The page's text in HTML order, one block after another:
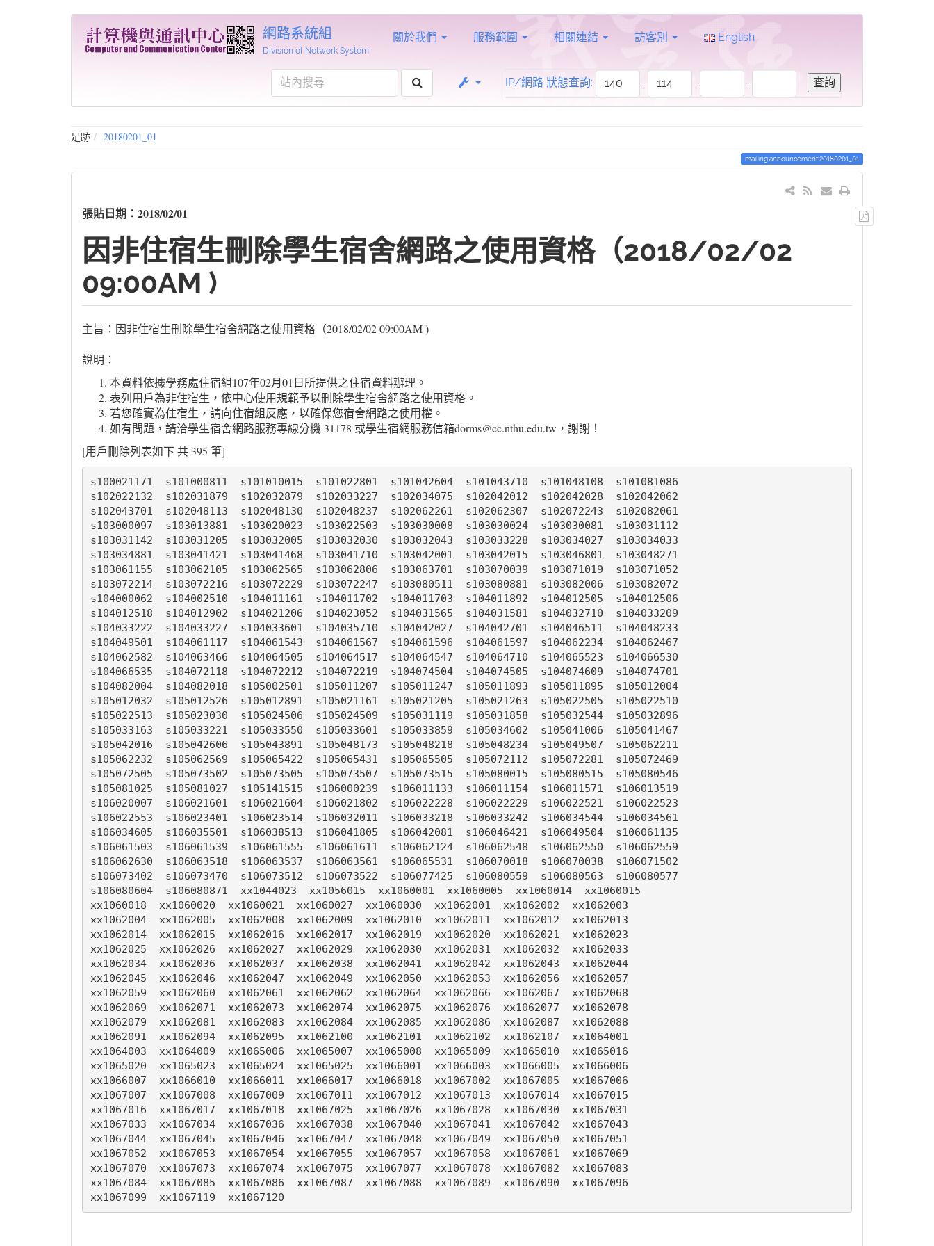
網路系統組
Division of Network System
關於我們 服務範圍 相關連結 訪客別 English
IP/網路 狀態查詢: . . .
足跡 20180201_01
mailing:announcement:20180201_01
出
張貼日期：2018/02/01
因非住宿生刪除學生宿舍網路之使用資格（2018/02/02
09:00AM )
主旨：因非住宿生刪除學生宿舍網路之使用資格（2018/02/02 09:00AM )
說明：
本資料依據學務處住宿組107年02月01日所提供之住宿資料辦理。
表列用戶為非住宿生，依中心使用規範予以刪除學生宿舍網路之使用資格。
若您確實為住宿生，請向住宿組反應，以確保您宿舍網路之使用權。
如有問題，請洽學生宿舍網路服務專線分機 31178 或學生宿網服務信箱dorms@cc.nthu.edu.tw，謝謝！
[用戶刪除列表如下 共 395 筆]
s100021171  s101000811  s101010015  s101022801  s101042604  s101043710  s101048108  s101081086
s102022132  s102031879  s102032879  s102033227  s102034075  s102042012  s102042028  s102042062
s102043701  s102048113  s102048130  s102048237  s102062261  s102062307  s102072243  s102082061
s103000097  s103013881  s103020023  s103022503  s103030008  s103030024  s103030081  s103031112
s103031142  s103031205  s103032005  s103032030  s103032043  s103033228  s103034027  s103034033
s103034881  s103041421  s103041468  s103041710  s103042001  s103042015  s103046801  s103048271
s103061155  s103062105  s103062565  s103062806  s103063701  s103070039  s103071019  s103071052
s103072214  s103072216  s103072229  s103072247  s103080511  s103080881  s103082006  s103082072
s104000062  s104002510  s104011161  s104011702  s104011703  s104011892  s104012505  s104012506
s104012518  s104012902  s104021206  s104023052  s104031565  s104031581  s104032710  s104033209
s104033222  s104033227  s104033601  s104035710  s104042027  s104042701  s104046511  s104048233
s104049501  s104061117  s104061543  s104061567  s104061596  s104061597  s104062234  s104062467
s104062582  s104063466  s104064505  s104064517  s104064547  s104064710  s104065523  s104066530
s104066535  s104072118  s104072212  s104072219  s104074504  s104074505  s104074609  s104074701
s104082004  s104082018  s105002501  s105011207  s105011247  s105011893  s105011895  s105012004
s105012032  s105012526  s105012891  s105021161  s105021205  s105021263  s105022505  s105022510
s105022513  s105023030  s105024506  s105024509  s105031119  s105031858  s105032544  s105032896
s105033163  s105033221  s105033550  s105033601  s105033859  s105034602  s105041006  s105041467
s105042016  s105042606  s105043891  s105048173  s105048218  s105048234  s105049507  s105062211
s105062232  s105062569  s105065422  s105065431  s105065505  s105072112  s105072281  s105072469
s105072505  s105073502  s105073505  s105073507  s105073515  s105080015  s105080515  s105080546
s105081025  s105081027  s105141515  s106000239  s106011133  s106011154  s106011571  s106013519
s106020007  s106021601  s106021604  s106021802  s106022228  s106022229  s106022521  s106022523
s106022553  s106023401  s106023514  s106032011  s106033218  s106033242  s106034544  s106034561
s106034605  s106035501  s106038513  s106041805  s106042081  s106046421  s106049504  s106061135
s106061503  s106061539  s106061555  s106061611  s106062124  s106062548  s106062550  s106062559
s106062630  s106063518  s106063537  s106063561  s106065531  s106070018  s106070038  s106071502
s106073402  s106073470  s106073512  s106073522  s106077425  s106080559  s106080563  s106080577
s106080604  s106080871  xx1044023  xx1056015  xx1060001  xx1060005  xx1060014  xx1060015
xx1060018  xx1060020  xx1060021  xx1060027  xx1060030  xx1062001  xx1062002  xx1062003
xx1062004  xx1062005  xx1062008  xx1062009  xx1062010  xx1062011  xx1062012  xx1062013
xx1062014  xx1062015  xx1062016  xx1062017  xx1062019  xx1062020  xx1062021  xx1062023
xx1062025  xx1062026  xx1062027  xx1062029  xx1062030  xx1062031  xx1062032  xx1062033
xx1062034  xx1062036  xx1062037  xx1062038  xx1062041  xx1062042  xx1062043  xx1062044
xx1062045  xx1062046  xx1062047  xx1062049  xx1062050  xx1062053  xx1062056  xx1062057
xx1062059  xx1062060  xx1062061  xx1062062  xx1062064  xx1062066  xx1062067  xx1062068
xx1062069  xx1062071  xx1062073  xx1062074  xx1062075  xx1062076  xx1062077  xx1062078
xx1062079  xx1062081  xx1062083  xx1062084  xx1062085  xx1062086  xx1062087  xx1062088
xx1062091  xx1062094  xx1062095  xx1062100  xx1062101  xx1062102  xx1062107  xx1064001
xx1064003  xx1064009  xx1065006  xx1065007  xx1065008  xx1065009  xx1065010  xx1065016
xx1065020  xx1065023  xx1065024  xx1065025  xx1066001  xx1066003  xx1066005  xx1066006
xx1066007  xx1066010  xx1066011  xx1066017  xx1066018  xx1067002  xx1067005  xx1067006
xx1067007  xx1067008  xx1067009  xx1067011  xx1067012  xx1067013  xx1067014  xx1067015
xx1067016  xx1067017  xx1067018  xx1067025  xx1067026  xx1067028  xx1067030  xx1067031
xx1067033  xx1067034  xx1067036  xx1067038  xx1067040  xx1067041  xx1067042  xx1067043
xx1067044  xx1067045  xx1067046  xx1067047  xx1067048  xx1067049  xx1067050  xx1067051
xx1067052  xx1067053  xx1067054  xx1067055  xx1067057  xx1067058  xx1067061  xx1067069
xx1067070  xx1067073  xx1067074  xx1067075  xx1067077  xx1067078  xx1067082  xx1067083
xx1067084  xx1067085  xx1067086  xx1067087  xx1067088  xx1067089  xx1067090  xx1067096
xx1067099  xx1067119  xx1067120